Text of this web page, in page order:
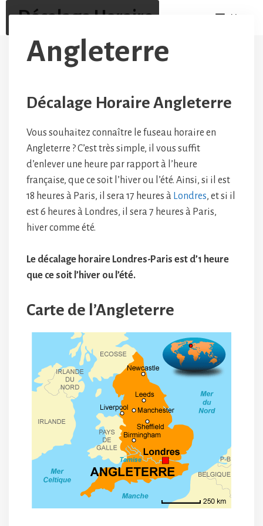
contenu
Décalage Horaire Menu
Angleterre
Décalage Horaire Angleterre
Vous souhaitez connaître le fuseau horaire en
Angleterre ? C’est très simple, il vous suffit
d’enlever une heure par rapport à l’heure
française, que ce soit l’hiver ou l’été. Ainsi, si il est
18 heures à Paris, il sera 17 heures à Londres, et si il
est 6 heures à Londres, il sera 7 heures à Paris,
hiver comme été.
Le décalage horaire Londres-Paris est d’1 heure
que ce soit l’hiver ou l’été.
Carte de l’Angleterre